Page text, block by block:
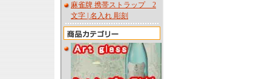
麻雀牌 携帯ストラップ 2
文字 | 名入れ 彫刻